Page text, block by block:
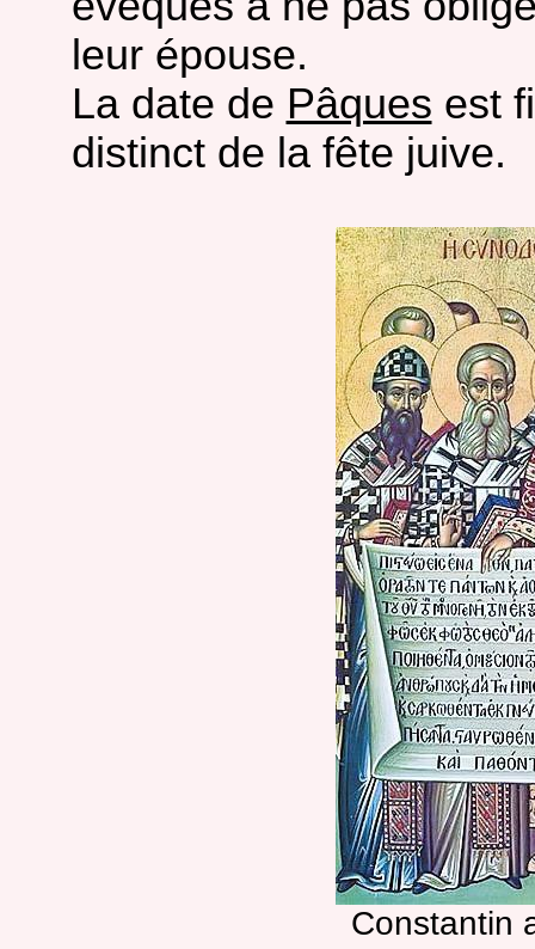
leur épouse.
La date de Pâques est
distinct de la fête juive.
Constantin